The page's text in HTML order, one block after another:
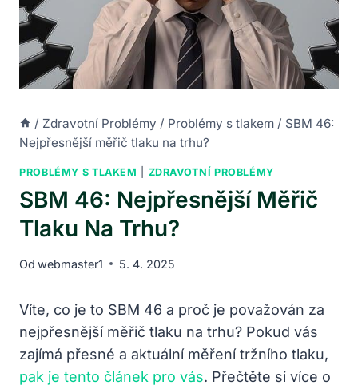
/ Zdravotní Problémy / Problémy s tlakem / SBM 46:
Nejpřesnější měřič tlaku na trhu?
PROBLÉMY S TLAKEM ZDRAVOTNÍ PROBLÉMY
SBM 46: Nejpřesnější Měřič
Tlaku Na Trhu?
Od webmaster1 5. 4. 2025
Víte, co je to SBM 46 a proč je považován za
nejpřesnější měřič tlaku na trhu? Pokud vás
zajímá přesné a aktuální měření tržního tlaku,
pak je tento článek pro vás. Přečtěte si více o